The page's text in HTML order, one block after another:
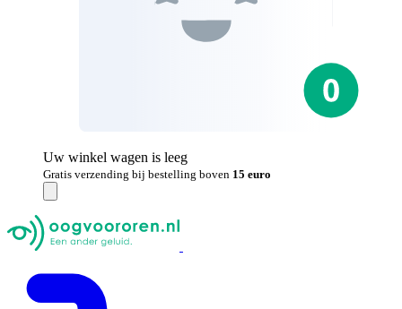
Uw winkel wagen is leeg
Gratis verzending bij bestelling boven 15 euro